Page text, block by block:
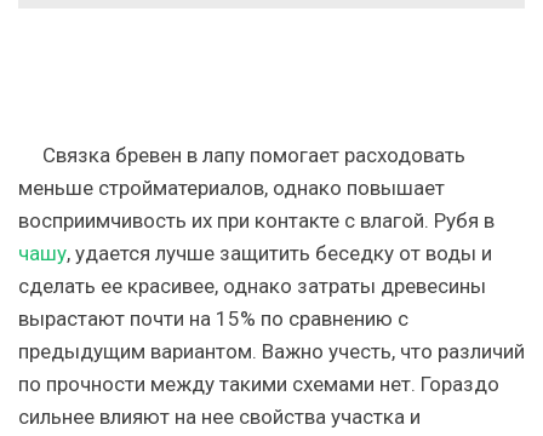
Связка бревен в лапу помогает расходовать
меньше стройматериалов, однако повышает
восприимчивость их при контакте с влагой. Рубя в
чашу, удается лучше защитить беседку от воды и
сделать ее красивее, однако затраты древесины
вырастают почти на 15% по сравнению с
предыдущим вариантом. Важно учесть, что различий
по прочности между такими схемами нет. Гораздо
сильнее влияют на нее свойства участка и